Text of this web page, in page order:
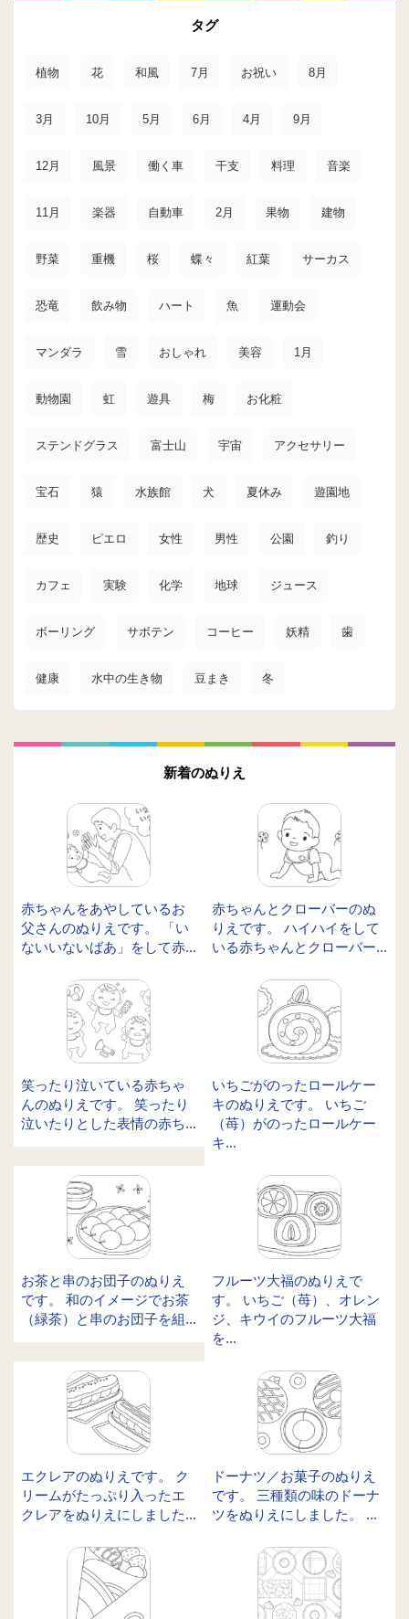
タグ
植物 花 和風 7月 お祝い 8月
3月 10月 5月 6月 4月 9月
12月 風景 働く車 干支 料理 音楽
11月 楽器 自動車 2月 果物 建物
野菜 重機 桜 蝶々 紅葉 サーカス
恐竜 飲み物 ハート 魚 運動会
マンダラ 雪 おしゃれ 美容 1月
動物園 虹 遊具 梅 お化粧
ステンドグラス 富士山 宇宙 アクセサリー
宝石 猿 水族館 犬 夏休み 遊園地
歴史 ピエロ 女性 男性 公園 釣り
カフェ 実験 化学 地球 ジュース
ボーリング サボテン コーヒー 妖精 歯
健康 水中の生き物 豆まき 冬
新着のぬりえ
赤ちゃんをあやしているお
父さんのぬりえです。 「い
ないいないばあ」をして赤...
赤ちゃんとクローバーのぬ
りえです。 ハイハイをして
いる赤ちゃんとクローバー...
笑ったり泣いている赤ちゃ
んのぬりえです。 笑ったり
泣いたりとした表情の赤ち...
いちごがのったロールケー
キのぬりえです。 いちご
（苺）がのったロールケー
キ...
お茶と串のお団子のぬりえ
です。 和のイメージでお茶
（緑茶）と串のお団子を組...
フルーツ大福のぬりえで
す。 いちご（苺）、オレン
ジ、キウイのフルーツ大福
を...
エクレアのぬりえです。 ク
リームがたっぷり入ったエ
クレアをぬりえにしました...
ドーナツ／お菓子のぬりえ
です。 三種類の味のドーナ
ツをぬりえにしました。 ...